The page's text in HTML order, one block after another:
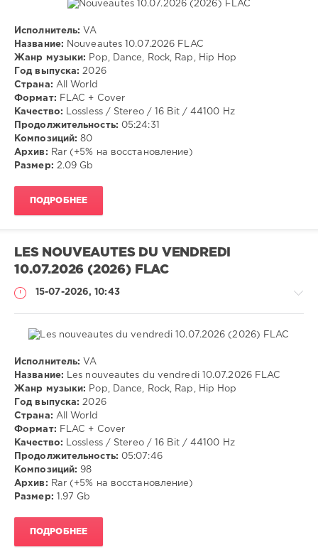
Музыка
VANGOG19
Rock
Hop
Исполнитель: VA
Название: Nouveautes 10.07.2026 FLAC
Жанр музыки:
Pop, Dance, Rock, Rap, Hip Hop
Год выпуска: 2026
Страна: All World
Формат: FLAC + Cover
Качество: Lossless / Stereo / 16 Bit / 44100 Hz
Продолжительность: 05:24:31
Композиций: 80
Архив: Rar (+5% на восстановление)
Размер: 2.09 Gb
ПОДРОБНЕЕ
LES NOUVEAUTES DU VENDREDI
10.07.2026 (2026) FLAC
15-07-2026, 10:43
Музыка
VANGOG19
Rock
Hop
Исполнитель: VA
Название: Les nouveautes du vendredi 10.07.2026 FLAC
Жанр музыки:
Pop, Dance, Rock, Rap, Hip Hop
Год выпуска: 2026
Страна: All World
Формат: FLAC + Cover
Качество: Lossless / Stereo / 16 Bit / 44100 Hz
Продолжительность: 05:07:46
Композиций: 98
Архив: Rar (+5% на восстановление)
Размер: 1.97 Gb
ПОДРОБНЕЕ